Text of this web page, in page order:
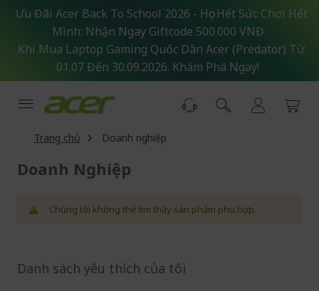
Ưu Đãi Acer Back To School 2026 - Học Hết Sức Chơi Hết
Mình: Nhận Ngay Giftcode 500.000 VNĐ
Khi Mua Laptop Gaming Quốc Dân Acer (Predator) Từ
01.07 Đến 30.09.2026. Khám Phá Ngay!
Trang chủ Doanh nghiệp
Doanh Nghiệp
Chúng tôi không thể tìm thấy sản phẩm phù hợp.
Danh sách yêu thích của tôi